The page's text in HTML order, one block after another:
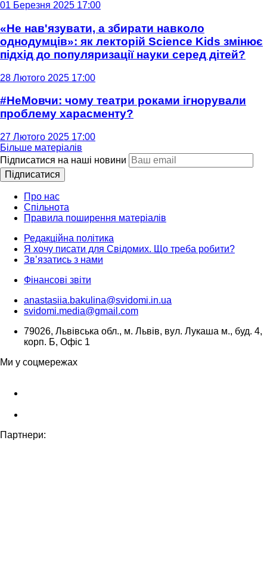
01 Березня 2025 17:00
«Не нав'язувати, а збирати навколо
однодумців»: як лекторій Science Kids змінює
підхід до популяризації науки серед дітей?
28 Лютого 2025 17:00
#НеМовчи: чому театри роками ігнорували
проблему харасменту?
27 Лютого 2025 17:00
Більше матеріалів
Підписатися на наші новини
Підписатися
Про нас
Спільнота
Правила поширення матеріалів
Редакційна політика
Я хочу писати для Свідомих. Що треба робити?
Зв’язатись з нами
Фінансові звіти
anastasiia.bakulina@svidomi.in.ua
svidomi.media@gmail.com
79026, Львівська обл., м. Львів, вул. Лукаша м., буд. 4,
корп. Б, Офіс 1
Ми у соцмережах
Партнери: